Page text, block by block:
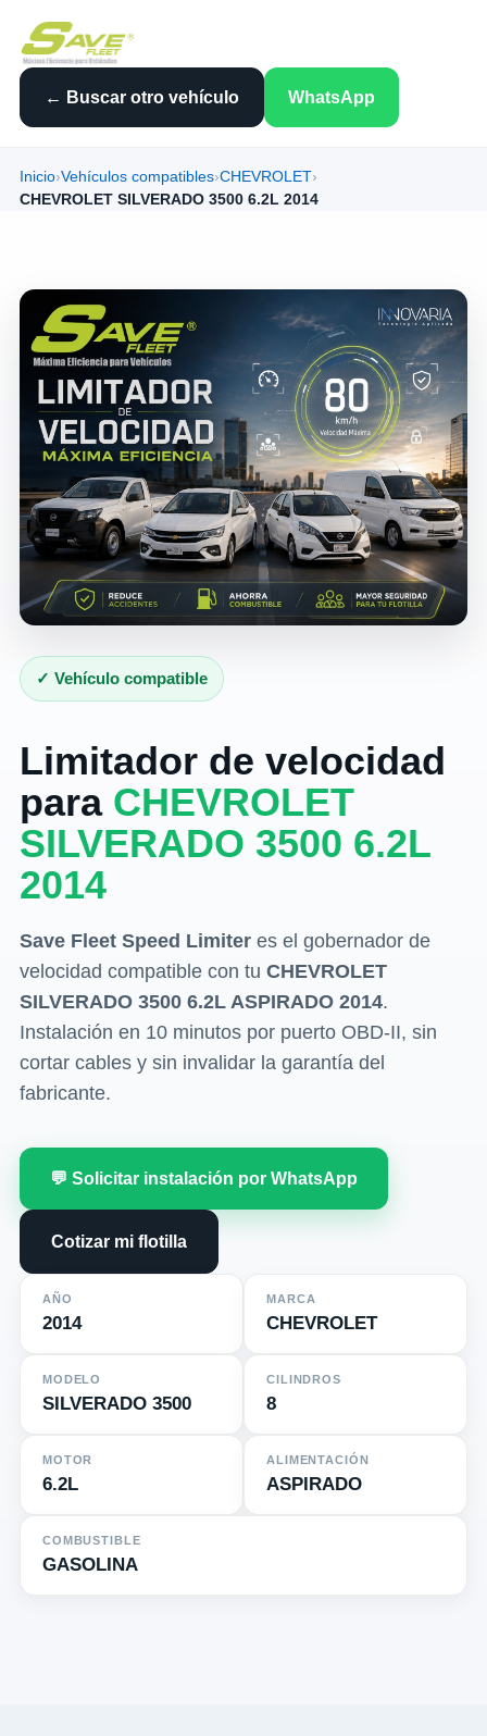
← Buscar otro vehículo WhatsApp
Inicio›Vehículos compatibles›CHEVROLET›
CHEVROLET SILVERADO 3500 6.2L 2014
✓ Vehículo compatible
Limitador de velocidad
para CHEVROLET
SILVERADO 3500 6.2L
2014
Save Fleet Speed Limiteres el gobernador de
velocidad compatible con tu CHEVROLET
SILVERADO 3500 6.2L ASPIRADO 2014.
Instalación en 10 minutos por puerto OBD-II, sin
cortar cables y sin invalidar la garantía del
fabricante.
💬 Solicitar instalación por WhatsApp
Cotizar mi flotilla
AÑO
2014
MARCA
CHEVROLET
MODELO
SILVERADO 3500
CILINDROS
8
MOTOR
6.2L
ALIMENTACIÓN
ASPIRADO
COMBUSTIBLE
GASOLINA